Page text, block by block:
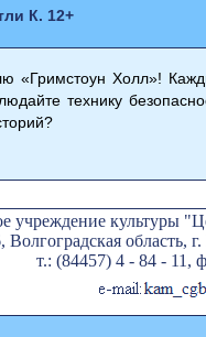
К. 12+
«Гримстоун Холл»!
технику
учреждение культуры
Волгоградская область,
т.: (84457) 4 - 84 - 11,